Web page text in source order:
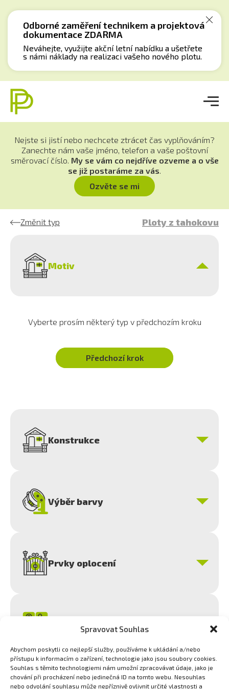
Spravovat Souhlas
Abychom poskytli co nejlepší služby, používáme k ukládání a/nebo
přístupu k informacím o zařízení, technologie jako jsou soubory cookies.
Souhlas s těmito technologiemi nám umožní zpracovávat údaje, jako je
chování při procházení nebo jedinečná ID na tomto webu. Nesouhlas
nebo odvolání souhlasu může nepříznivě ovlivnit určité vlastnosti a
Odborné zaměření technikem a projektová
dokumentace ZDARMA
Neváhejte, využijte akční letní nabídku a ušetřete
s námi náklady na realizaci vašeho nového plotu.
Nejste si jistí nebo nechcete ztrácet čas vyplňováním?
Zanechte nám vaše jméno, telefon a vaše poštovní
směrovací číslo. My se vám co nejdříve ozveme a o vše
se již postaráme za vás.
Ozvěte se mi
Změnit typ Ploty z tahokovu
Motiv
Vyberte prosím některý typ v předchozím kroku
Předchozí krok
Konstrukce
Výběr barvy
Prvky oplocení
Kontaktní údaje
Odeslat formulář